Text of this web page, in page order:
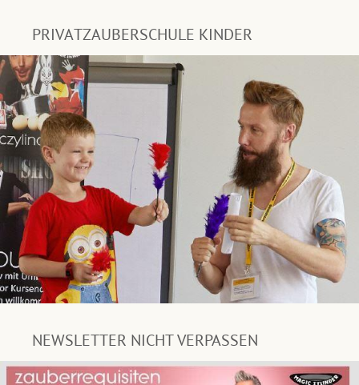
PRIVATZAUBERSCHULE KINDER
NEWSLETTER NICHT VERPASSEN